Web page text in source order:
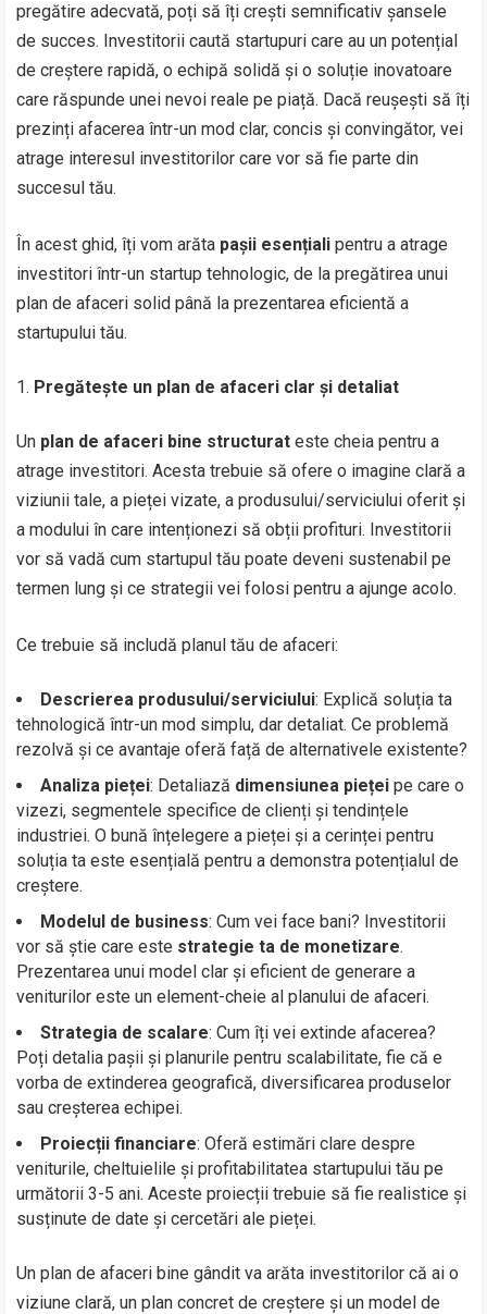
pregătire adecvată, poți să îți crești semnificativ șansele
de succes. Investitorii caută startupuri care au un potențial
de creștere rapidă, o echipă solidă și o soluție inovatoare
care răspunde unei nevoi reale pe piață. Dacă reușești să îți
prezinți afacerea într-un mod clar, concis și convingător, vei
atrage interesul investitorilor care vor să fie parte din
succesul tău.
În acest ghid, îți vom arăta pașii esențiali pentru a atrage
investitori într-un startup tehnologic, de la pregătirea unui
plan de afaceri solid până la prezentarea eficientă a
startupului tău.
Pregătește un plan de afaceri clar și detaliat
Un plan de afaceri bine structurat este cheia pentru a
atrage investitori. Acesta trebuie să ofere o imagine clară a
viziunii tale, a pieței vizate, a produsului/serviciului oferit și
a modului în care intenționezi să obții profituri. Investitorii
vor să vadă cum startupul tău poate deveni sustenabil pe
termen lung și ce strategii vei folosi pentru a ajunge acolo.
Ce trebuie să includă planul tău de afaceri:
Descrierea produsului/serviciului: Explică soluția ta
tehnologică într-un mod simplu, dar detaliat. Ce problemă
rezolvă și ce avantaje oferă față de alternativele existente?
Analiza pieței: Detaliază dimensiunea pieței pe care o
vizezi, segmentele specifice de clienți și tendințele
industriei. O bună înțelegere a pieței și a cerinței pentru
soluția ta este esențială pentru a demonstra potențialul de
creștere.
Modelul de business: Cum vei face bani? Investitorii
vor să știe care este strategie ta de monetizare.
Prezentarea unui model clar și eficient de generare a
veniturilor este un element-cheie al planului de afaceri.
Strategia de scalare: Cum îți vei extinde afacerea?
Poți detalia pașii și planurile pentru scalabilitate, fie că e
vorba de extinderea geografică, diversificarea produselor
sau creșterea echipei.
Proiecții financiare: Oferă estimări clare despre
veniturile, cheltuielile și profitabilitatea startupului tău pe
următorii 3-5 ani. Aceste proiecții trebuie să fie realistice și
susținute de date și cercetări ale pieței.
Un plan de afaceri bine gândit va arăta investitorilor că ai o
viziune clară, un plan concret de creștere și un model de